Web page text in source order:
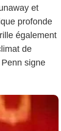
et
profonde
également
de
signe